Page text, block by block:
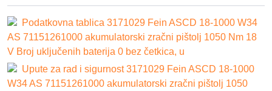
Podatkovna tablica 3171029 Fein ASCD 18-1000 W34
AS 71151261000 akumulatorski zračni pištolj 1050 Nm 18
V Broj uključenih baterija 0 bez četkica, u
Upute za rad i sigurnost 3171029 Fein ASCD 18-1000
W34 AS 71151261000 akumulatorski zračni pištolj 1050